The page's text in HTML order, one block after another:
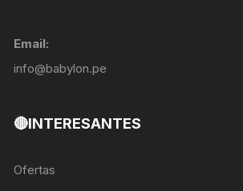
Email:
info@babylon.pe
🔴INTERESANTES
Ofertas